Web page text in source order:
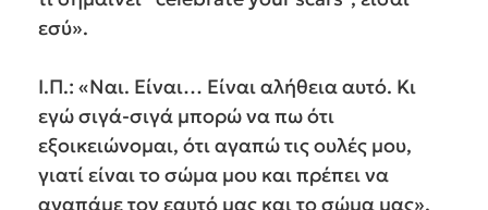
εσύ».
Ι.Π.: «Ναι. Είναι… Είναι αλήθεια αυτό. Κι
εγώ σιγά-σιγά μπορώ να πω ότι
εξοικειώνομαι, ότι αγαπώ τις ουλές μου,
γιατί είναι το σώμα μου και πρέπει να
αγαπάμε τον εαυτό μας και το σώμα μας».